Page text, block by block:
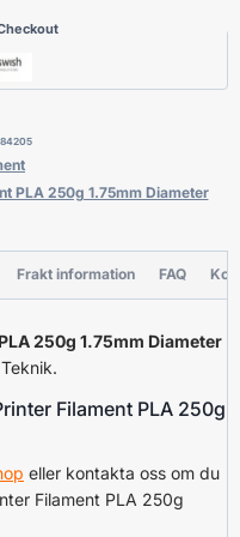
PLA 250g 1.75mm Diameter
Frakt information FAQ
250g 1.75mm Diameter
Filament PLA 250g
eller kontakta oss om du
Filament PLA 250g